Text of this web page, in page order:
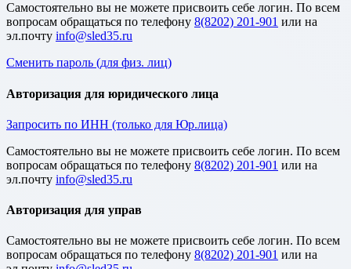
Cамостоятельно вы не можете присвоить себе логин. По всем
вопросам обращаться по телефону 8(8202) 201-901 или на
эл.почту
Сменить пароль (для физ. лиц)
Авторизация для юридического лица
Запросить по ИНН (только для Юр.лица)
Cамостоятельно вы не можете присвоить себе логин. По всем
вопросам обращаться по телефону 8(8202) 201-901 или на
эл.почту
Авторизация для управ
Cамостоятельно вы не можете присвоить себе логин. По всем
вопросам обращаться по телефону 8(8202) 201-901 или на